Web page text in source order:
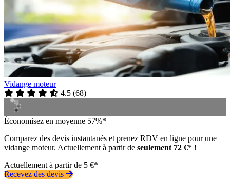
Vidange moteur
4.5 (68)
Économisez en moyenne 57%*
Comparez des devis instantanés et prenez RDV en ligne pour une
vidange moteur. Actuellement à partir de seulement 72 €* !
Actuellement à partir de 5 €*
Recevez des devis